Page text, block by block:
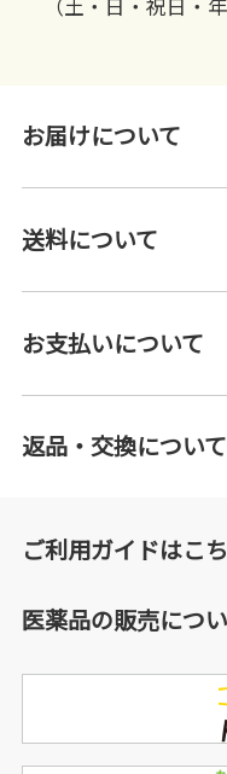
（土・日・祝日・
お届けについて
送料について
お支払いについて
返品・交換について
ご利用ガイドはこ
医薬品の販売につ